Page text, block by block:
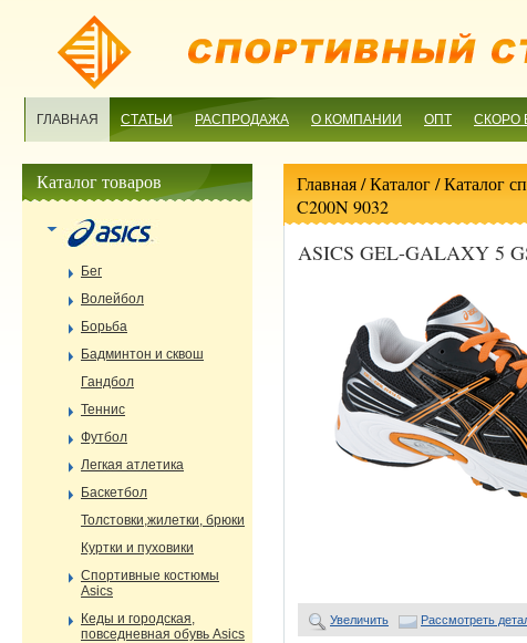
ГЛАВНАЯ СТАТЬИ РАСПРОДАЖА О КОМПАНИИ ОПТ СКОРО
Главная/ Каталог /Каталог
C200N 9032
ASICS GEL-GALAXY 5
Увеличить Рассмотреть
Каталог товаров
Бег
Волейбол
Борьба
Бадминтон и сквош
Гандбол
Теннис
Футбол
Легкая атлетика
Баскетбол
Толстовки,жилетки, брюки
Куртки и пуховики
Спортивные костюмы
Asics
Кеды и городская,
повседневная обувь Asics